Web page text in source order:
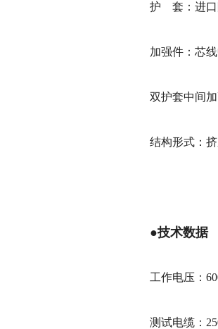
护 套：进口
加强件：芯
双护套中间
结构形式：
●技术数据
工作电压：
测试电缆：